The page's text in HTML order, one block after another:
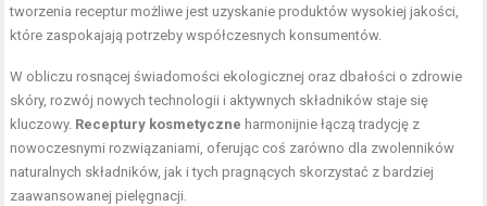
tworzenia receptur możliwe jest uzyskanie produktów wysokiej jakości,
które zaspokajają potrzeby współczesnych konsumentów.
W obliczu rosnącej świadomości ekologicznej oraz dbałości o zdrowie
skóry, rozwój nowych technologii i aktywnych składników staje się
kluczowy. Receptury kosmetyczne harmonijnie łączą tradycję z
nowoczesnymi rozwiązaniami, oferując coś zarówno dla zwolenników
naturalnych składników, jak i tych pragnących skorzystać z bardziej
zaawansowanej pielęgnacji.